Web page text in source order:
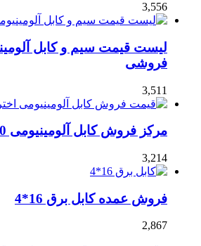
3,556
لیست قیمت سیم و کابل
فروشی
3,511
مرکز فروش کابل آلومینیومی 50*4 قیمت روز
3,214
فروش عمده کابل برق 16*4
2,867